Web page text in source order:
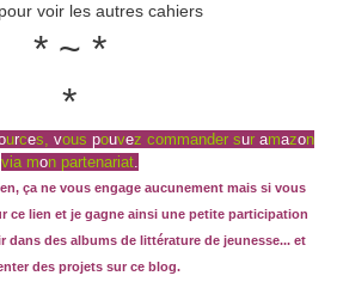
voir les autres cahiers
* ~ *
*
urces, vous pouvez commander sur amazon
via mon partenariat.
ça ne vous engage aucunement mais si vous
ce lien et je gagne ainsi une petite participation
dans des albums de littérature de jeunesse... et
des projets sur ce blog.